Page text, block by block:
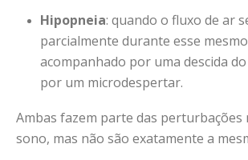
Hipopneia: quando o fluxo de ar
parcialmente durante esse
acompanhado por uma descida
por um microdespertar.
Ambas fazem parte das
sono, mas não são exatamente a